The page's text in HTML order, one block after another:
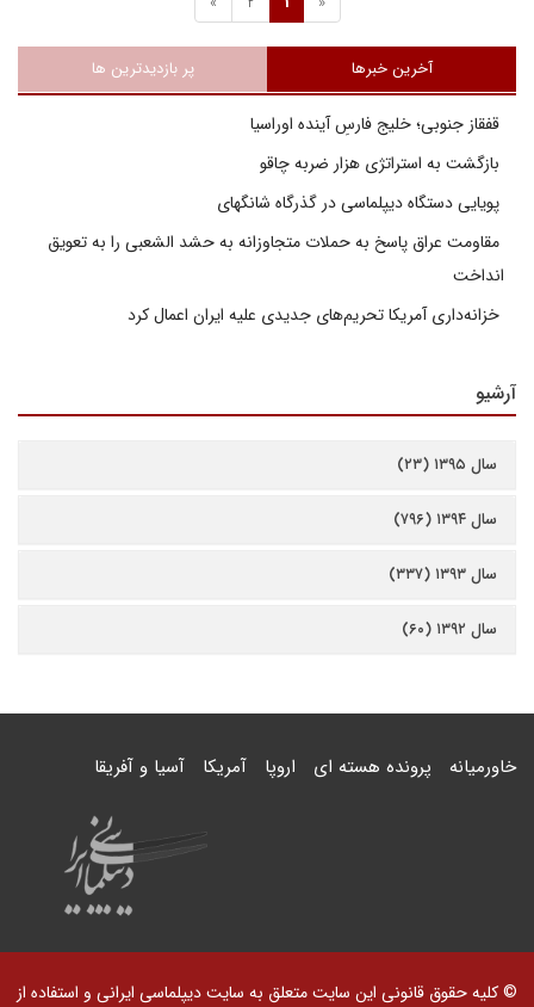
آخرین خبرها پر بازدیدترین ها
قفقاز جنوبی؛ خلیج فارسِ آینده اوراسیا
بازگشت به استراتژی هزار ضربه چاقو
پویایی دستگاه دیپلماسی در گذرگاه شانگهای
مقاومت عراق پاسخ به حملات متجاوزانه به حشد الشعبی را به تعویق
انداخت
خزانه‌داری آمریکا تحریم‌های جدیدی علیه ایران اعمال کرد
آرشیو
سال ۱۳۹۵ (۲۳)
سال ۱۳۹۴ (۷۹۶)
سال ۱۳۹۳ (۳۳۷)
سال ۱۳۹۲ (۶۰)
خاورمیانه پرونده هسته ای اروپا آمریکا آسیا و آفریقا
© کلیه حقوق قانونی این سایت متعلق به سایت دیپلماسی ایرانی و استفاده از